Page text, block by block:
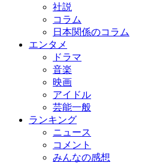
社説
コラム
日本関係のコラム
エンタメ
ドラマ
音楽
映画
アイドル
芸能一般
ランキング
ニュース
コメント
みんなの感想